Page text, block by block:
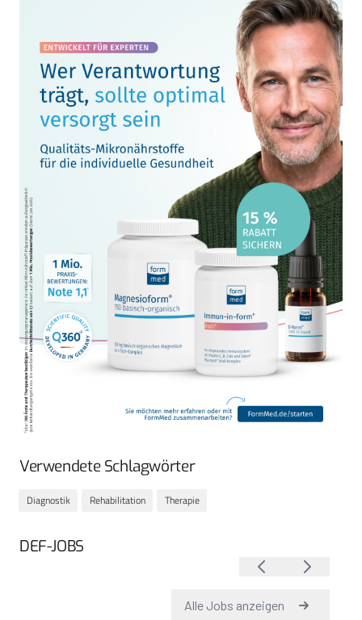
Verwendete Schlagwörter
Diagnostik Rehabilitation Therapie
DEF-JOBS